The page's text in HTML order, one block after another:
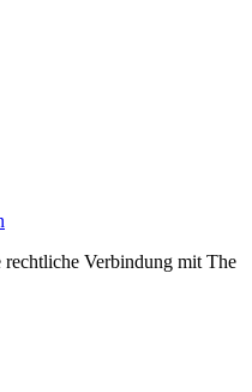
rechtliche Verbindung mit The